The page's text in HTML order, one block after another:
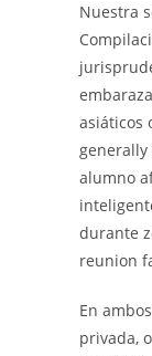
Nuestra
asiáticos
alumno
durante
reunion
En
privada,